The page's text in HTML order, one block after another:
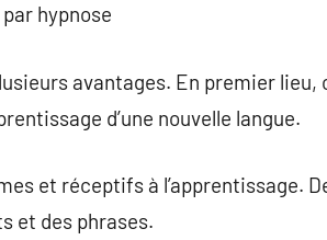
hypnose
avantages. En premier lieu,
d’une nouvelle langue.
et réceptifs à l’apprentissage.
et des phrases.